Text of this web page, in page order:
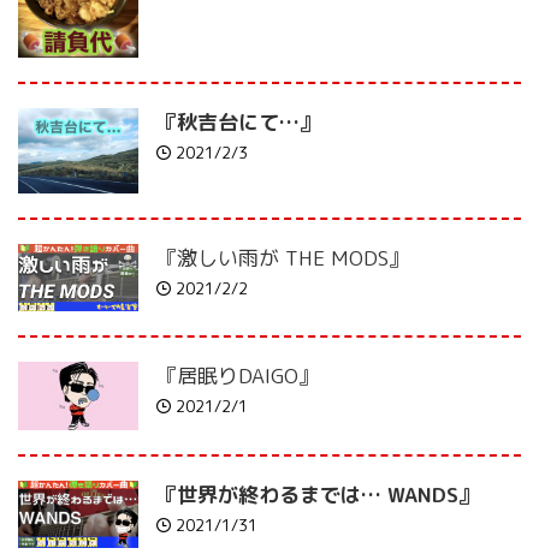
『秋吉台にて…』
2021/2/3
『激しい雨が THE MODS』
2021/2/2
『居眠りDAIGO』
2021/2/1
『世界が終わるまでは… WANDS』
2021/1/31